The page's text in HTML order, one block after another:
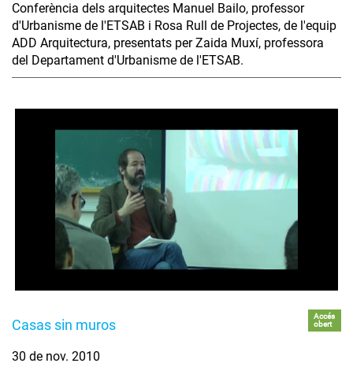
Conferència dels arquitectes Manuel Bailo, professor
d'Urbanisme de l'ETSAB i Rosa Rull de Projectes, de l'equip
ADD Arquitectura, presentats per Zaida Muxí, professora
del Departament d'Urbanisme de l'ETSAB.
Casas sin muros
Accés
obert
30 de nov. 2010